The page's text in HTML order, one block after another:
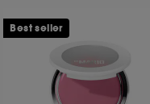
Best seller